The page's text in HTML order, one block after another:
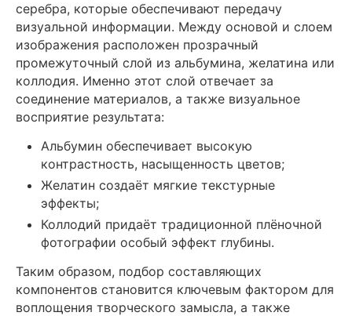
серебра, которые обеспечивают передачу
визуальной информации. Между основой и слоем
изображения расположен прозрачный
промежуточный слой из альбумина, желатина или
коллодия. Именно этот слой отвечает за
соединение материалов, а также визуальное
восприятие результата:
Альбумин обеспечивает высокую
контрастность, насыщенность цветов;
Желатин создаёт мягкие текстурные
эффекты;
Коллодий придаёт традиционной плёночной
фотографии особый эффект глубины.
Таким образом, подбор составляющих
компонентов становится ключевым фактором для
воплощения творческого замысла, а также